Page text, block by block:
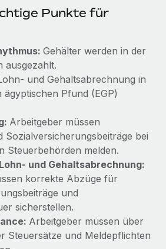
Punkte für
Gehälter werden in der
ausgezahlt.
und Gehaltsabrechnung in
ägyptischen Pfund (EGP)
Arbeitgeber müssen
Sozialversicherungsbeiträge bei
Steuerbehörden melden.
und Gehaltsabrechnung:
korrekte Abzüge für
und
sicherstellen.
Arbeitgeber müssen über
Steuersätze und Meldepflichten